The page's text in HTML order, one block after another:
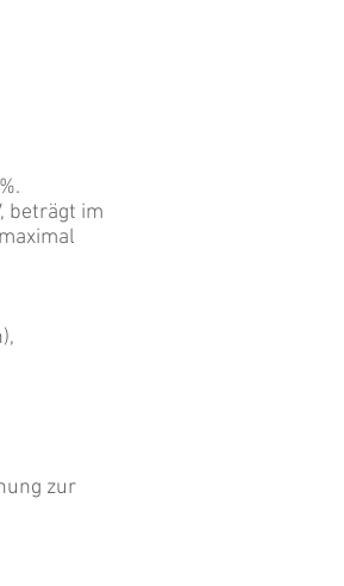
beträgt im
zur